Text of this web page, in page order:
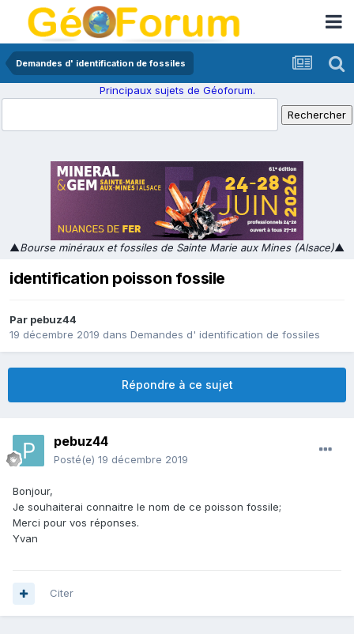
Demandes d' identification de fossiles
Principaux sujets de Géoforum.
▲Bourse minéraux et fossiles de Sainte Marie aux Mines (Alsace)▲
identification poisson fossile
Par pebuz44
19 décembre 2019 dans Demandes d' identification de fossiles
Répondre à ce sujet
pebuz44
Posté(e) 19 décembre 2019
Bonjour,
Je souhaiterai connaitre le nom de ce poisson fossile;
Merci pour vos réponses.
Yvan
Citer